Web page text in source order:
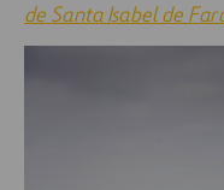
de Santa Isabel de